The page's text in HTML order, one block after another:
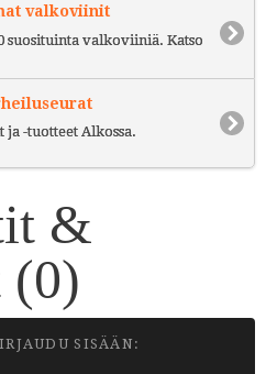
valkoviinit
suosituinta valkoviiniä. Katso
-tuotteet Alkossa.
&
(0)
SISÄÄN: